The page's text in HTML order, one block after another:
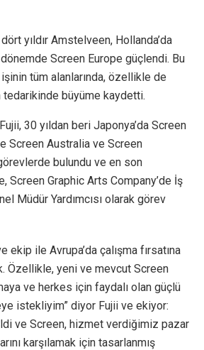
yıldır Amstelveen, Hollanda’da
Screen Europe güçlendi. Bu
tüm alanlarında, özellikle de
büyüme kaydetti.
30 yıldan beri Japonya’da Screen
Screen Australia ve Screen
bulundu ve en son
Screen Graphic Arts Company’de İş
Müdür Yardımcısı olarak görev
ekip ile Avrupa’da çalışma fırsatına
Özellikle, yeni ve mevcut Screen
ve herkes için faydalı olan güçlü
istekliyim” diyor Fujii ve ekiyor:
ve Screen, hizmet verdiğimiz pazar
karşılamak için tasarlanmış